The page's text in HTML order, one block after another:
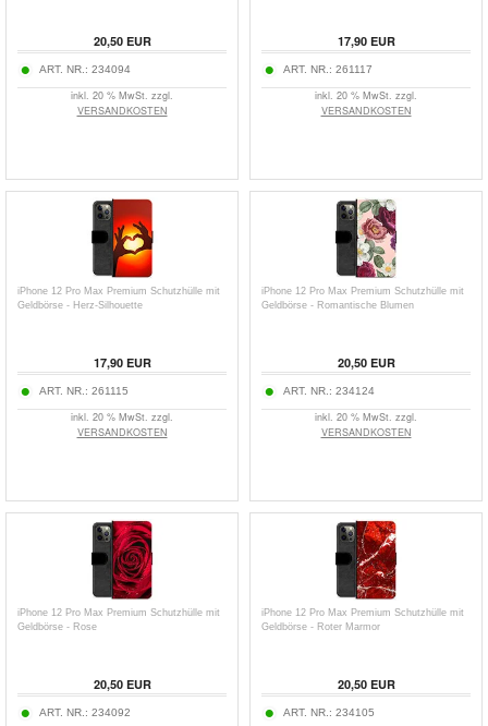
20,50EUR
ART. NR.: 234094
inkl. 20 % MwSt. zzgl.
VERSANDKOSTEN
17,90EUR
ART. NR.: 261117
inkl. 20 % MwSt. zzgl.
VERSANDKOSTEN
iPhone 12 Pro Max Premium Schutzhülle mit
Geldbörse - Herz-Silhouette
17,90EUR
ART. NR.: 261115
inkl. 20 % MwSt. zzgl.
VERSANDKOSTEN
iPhone 12 Pro Max Premium Schutzhülle mit
Geldbörse - Romantische Blumen
20,50EUR
ART. NR.: 234124
inkl. 20 % MwSt. zzgl.
VERSANDKOSTEN
iPhone 12 Pro Max Premium Schutzhülle mit
Geldbörse - Rose
20,50EUR
ART. NR.: 234092
iPhone 12 Pro Max Premium Schutzhülle mit
Geldbörse - Roter Marmor
20,50EUR
ART. NR.: 234105